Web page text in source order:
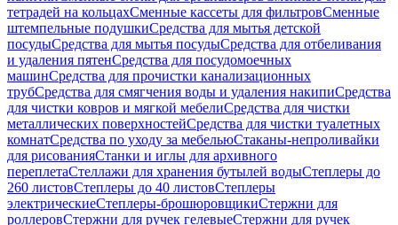
тетрадей на кольцахСменные кассеты для фильтровСменные
штемпельные подушкиСредства для мытья детской
посудыСредства для мытья посудыСредства для отбеливания
и удаления пятенСредства для посудомоечных
машинСредства для прочистки канализационных
трубСредства для смягчения воды и удаления накипиСредства
для чистки ковров и мягкой мебелиСредства для чистки
металлических поверхностейСредства для чистки туалетных
комнатСредства по уходу за мебельюСтаканы-непроливайки
для рисованияСтанки и иглы для архивного
переплетаСтеллажи для хранения бутылей водыСтеплеры до
260 листовСтеплеры до 40 листовСтеплеры
электрическиеСтеплеры-брошюровщикиСтержни для
роллеровСтержни для ручек гелевыеСтержни для ручек